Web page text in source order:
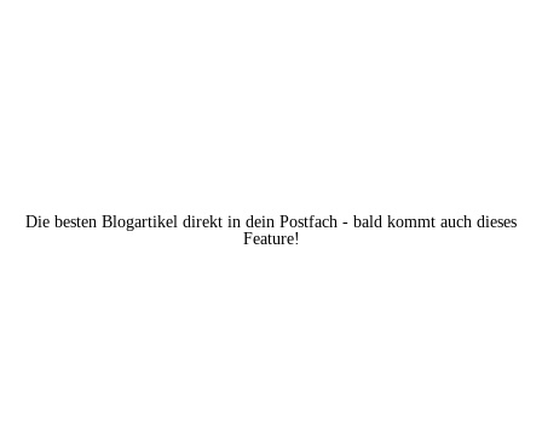
Die besten Blogartikel direkt in dein Postfach - bald kommt auch dieses
Feature!